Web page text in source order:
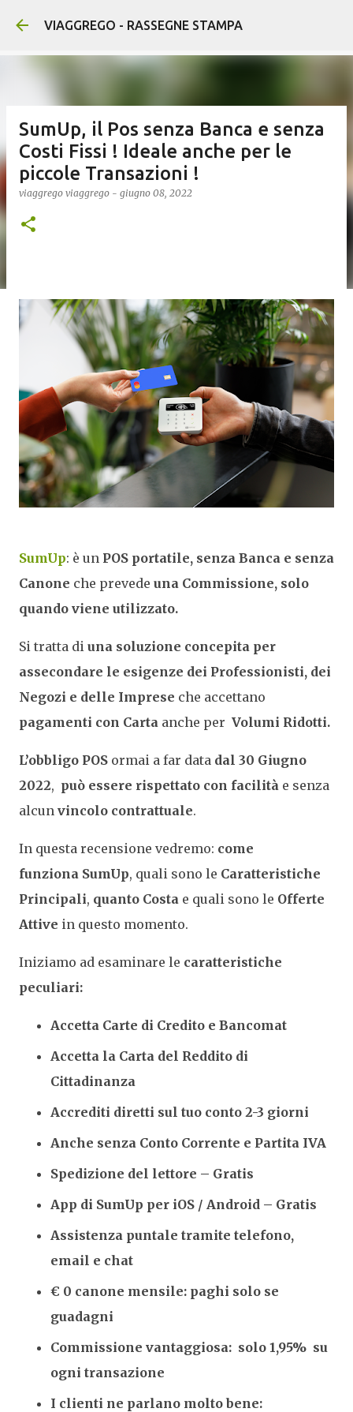
Passa ai contenuti
VIAGGREGO - RASSEGNE STAMPA
SumUp, il Pos senza Banca e senza
Costi Fissi ! Ideale anche per le
piccole Transazioni !
viaggrego viaggrego - giugno 08, 2022
SumUp: è un POS portatile, senza Banca e senza
Canone che prevede una Commissione, solo
quando viene utilizzato.
Si tratta di una soluzione concepita per
assecondare le esigenze dei Professionisti, dei
Negozi e delle Imprese che accettano
pagamenti con Carta anche per Volumi Ridotti.
L’obbligo POS ormai a far data dal 30 Giugno
2022, può essere rispettato con facilità e senza
alcun vincolo contrattuale.
In questa recensione vedremo: come
funziona SumUp, quali sono le Caratteristiche
Principali, quanto Costa e quali sono le Offerte
Attive in questo momento.
Iniziamo ad esaminare le caratteristiche
peculiari:
Accetta Carte di Credito e Bancomat
Accetta la Carta del Reddito di
Cittadinanza
Accrediti diretti sul tuo conto 2-3 giorni
Anche senza Conto Corrente e Partita IVA
Spedizione del lettore – Gratis
App di SumUp per iOS / Android – Gratis
Assistenza puntale tramite telefono,
email e chat
€ 0 canone mensile: paghi solo se
guadagni
Commissione vantaggiosa: solo 1,95% su
ogni transazione
I clienti ne parlano molto bene: